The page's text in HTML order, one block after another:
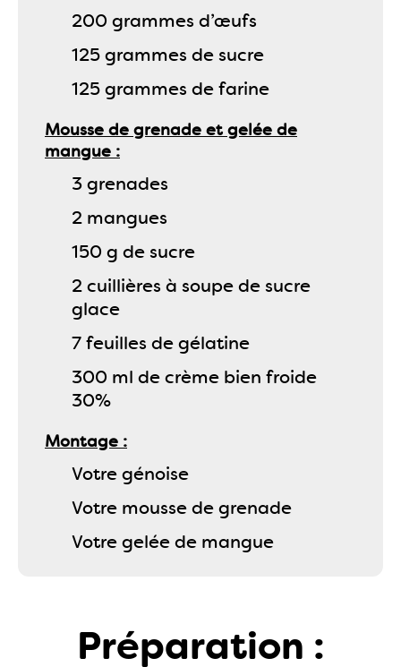
200 grammes d’œufs
125 grammes de sucre
125 grammes de farine
Mousse de grenade et gelée de
mangue
3 grenades
2 mangues
150 g de sucre
2 cuillières à soupe de sucre
glace
7 feuilles de gélatine
300 ml de crème bien froide
30%
Montage
Votre génoise
Votre mousse de grenade
Votre gelée de mangue
Préparation :